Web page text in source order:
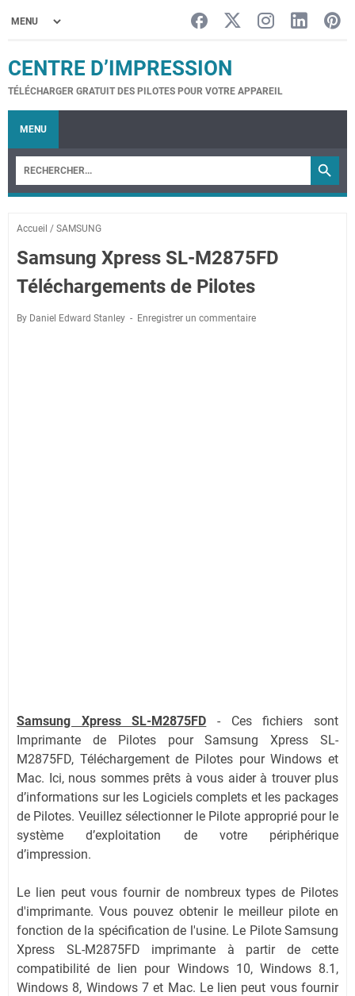
CENTRE D’IMPRESSION
TÉLÉCHARGER GRATUIT DES PILOTES POUR VOTRE APPAREIL
MENU
Accueil / SAMSUNG
Samsung Xpress SL-M2875FD
Téléchargements de Pilotes
By Daniel Edward Stanley Enregistrer un commentaire
Samsung Xpress SL-M2875FD - Ces fichiers sont
Imprimante de Pilotes pour Samsung Xpress SL-
M2875FD, Téléchargement de Pilotes pour Windows et
Mac. Ici, nous sommes prêts à vous aider à trouver plus
d’informations sur les Logiciels complets et les packages
de Pilotes. Veuillez sélectionner le Pilote approprié pour le
système d’exploitation de votre périphérique
d’impression.
Le lien peut vous fournir de nombreux types de Pilotes
d'imprimante. Vous pouvez obtenir le meilleur pilote en
fonction de la spécification de l'usine. Le Pilote Samsung
Xpress SL-M2875FD imprimante à partir de cette
compatibilité de lien pour Windows 10, Windows 8.1,
Windows 8, Windows 7 et Mac. Le lien peut vous fournir